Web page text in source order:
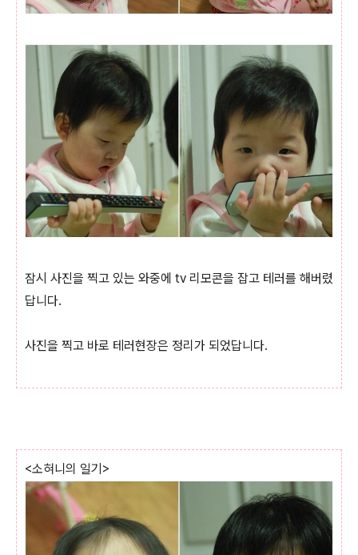
잠시 사진을 찍고 있는 와중에 tv 리모콘을 잡고 테러를 해버렸
답니다.
사진을 찍고 바로 테러현장은 정리가 되었답니다.
<소혀니의 일기>